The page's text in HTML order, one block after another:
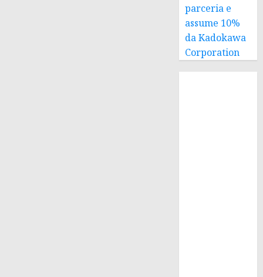
parceria e
assume 10%
da Kadokawa
Corporation